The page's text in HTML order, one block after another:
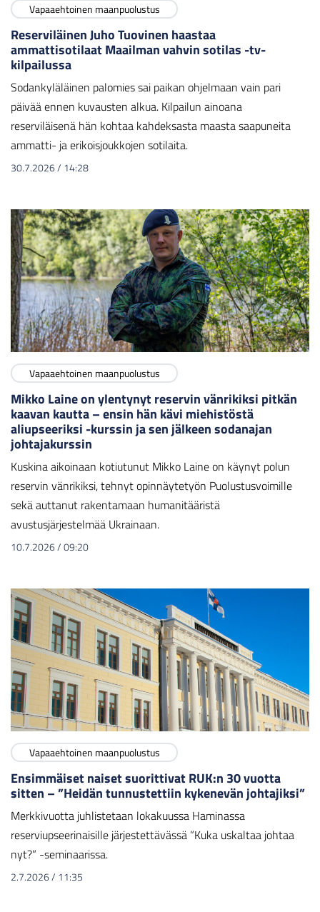
Vapaaehtoinen maanpuolustus
Reserviläinen Juho Tuovinen haastaa
ammattisotilaat Maailman vahvin sotilas -tv-
kilpailussa
Sodankyläläinen palomies sai paikan ohjelmaan vain pari
päivää ennen kuvausten alkua. Kilpailun ainoana
reserviläisenä hän kohtaa kahdeksasta maasta saapuneita
ammatti- ja erikoisjoukkojen sotilaita.
30.7.2026/ 14:28
Vapaaehtoinen maanpuolustus
Mikko Laine on ylentynyt reservin vänrikiksi pitkän
kaavan kautta – ensin hän kävi miehistöstä
aliupseeriksi -kurssin ja sen jälkeen sodanajan
johtajakurssin
Kuskina aikoinaan kotiutunut Mikko Laine on käynyt polun
reservin vänrikiksi, tehnyt opinnäytetyön Puolustusvoimille
sekä auttanut rakentamaan humanitääristä
avustusjärjestelmää Ukrainaan.
10.7.2026/09:20
Vapaaehtoinen maanpuolustus
Ensimmäiset naiset suorittivat RUK:n 30 vuotta
sitten – ”Heidän tunnustettiin kykenevän johtajiksi”
Merkkivuotta juhlistetaan lokakuussa Haminassa
reserviupseerinaisille järjestettävässä ”Kuka uskaltaa johtaa
nyt?” -seminaarissa.
2.7.2026/ 11:35